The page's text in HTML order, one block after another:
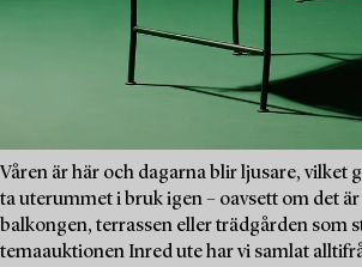
Våren är här och dagarna blir ljusare, vilket
ta uterummet i bruk igen – oavsett om det
balkongen, terrassen eller trädgården som
temaauktionen Inred ute har vi samlat